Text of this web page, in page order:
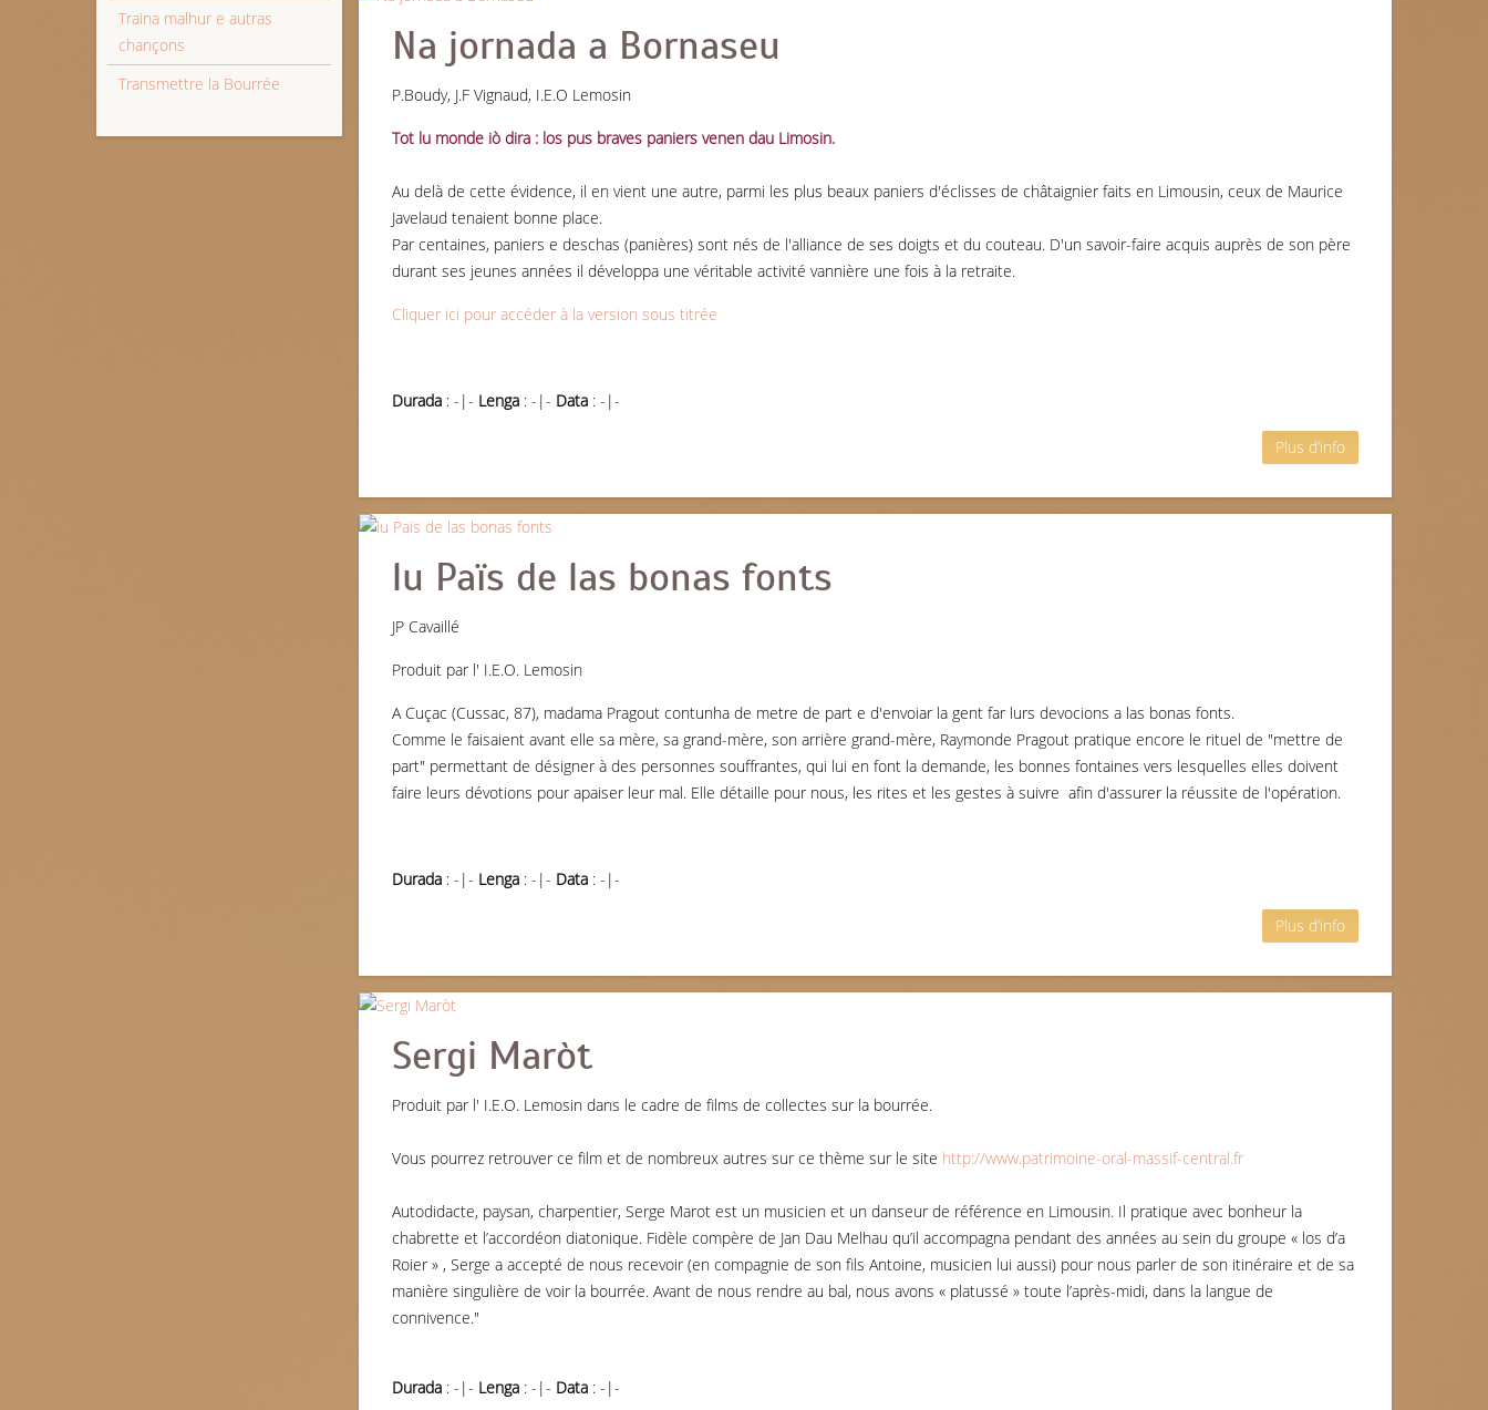
Na jornada a Bornaseu
P.Boudy, J.F Vignaud, I.E.O Lemosin
Tot lu monde iò dira : los pus braves paniers venen dau Limosin.
Au delà de cette évidence, il en vient une autre, parmi les plus beaux paniers d'éclisses de châtaignier faits en Limousin, ceux de Maurice
Javelaud tenaient bonne place.
Par centaines, paniers e deschas (panières) sont nés de l'alliance de ses doigts et du couteau. D'un savoir-faire acquis auprès de son père
durant ses jeunes années il développa une véritable activité vannière une fois à la retraite.
Cliquer ici pour accéder à la version sous titrée
Durada : -|- Lenga : -|- Data : -|-
Plus d’info
lu Païs de las bonas fonts
JP Cavaillé
Produit par l' I.E.O. Lemosin
A Cuçac (Cussac, 87), madama Pragout contunha de metre de part e d'envoiar la gent far lurs devocions a las bonas fonts.
Comme le faisaient avant elle sa mère, sa grand-mère, son arrière grand-mère, Raymonde Pragout pratique encore le rituel de "mettre de
part" permettant de désigner à des personnes souffrantes, qui lui en font la demande, les bonnes fontaines vers lesquelles elles doivent
faire leurs dévotions pour apaiser leur mal. Elle détaille pour nous, les rites et les gestes à suivre afin d'assurer la réussite de l'opération.
Durada : -|- Lenga : -|- Data : -|-
Plus d’info
Sergi Maròt
Produit par l' I.E.O. Lemosin dans le cadre de films de collectes sur la bourrée.
Vous pourrez retrouver ce film et de nombreux autres sur ce thème sur le site http://www.patrimoine-oral-massif-central.fr
Autodidacte, paysan, charpentier, Serge Marot est un musicien et un danseur de référence en Limousin. Il pratique avec bonheur la
chabrette et l’accordéon diatonique. Fidèle compère de Jan Dau Melhau qu’il accompagna pendant des années au sein du groupe « los d’a
Roier » , Serge a accepté de nous recevoir (en compagnie de son fils Antoine, musicien lui aussi) pour nous parler de son itinéraire et de sa
manière singulière de voir la bourrée. Avant de nous rendre au bal, nous avons « platussé » toute l’après-midi, dans la langue de
connivence."
Durada : -|- Lenga : -|- Data : -|-
Traina malhur e autras
chançons
Transmettre la Bourrée